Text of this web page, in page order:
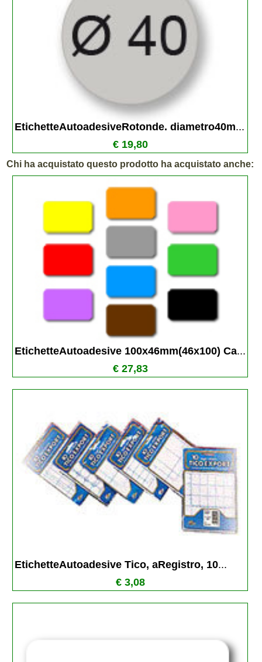
EtichetteAutoadesiveRotonde. diametro40m...
€ 19,80
Chi ha acquistato questo prodotto ha acquistato anche:
EtichetteAutoadesive 100x46mm(46x100) Ca...
€ 27,83
EtichetteAutoadesive Tico, aRegistro, 10...
€ 3,08